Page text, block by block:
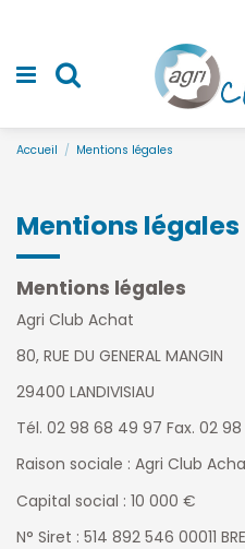
Accueil Mentions légales
Mentions légales
Mentions légales
Agri Club Achat
80, RUE DU GENERAL MANGIN
29400 LANDIVISIAU
Tél. 02 98 68 49 97 Fax. 02 98
Raison sociale : Agri Club
Capital social : 10 000 €
N° Siret : 514 892 546 00011